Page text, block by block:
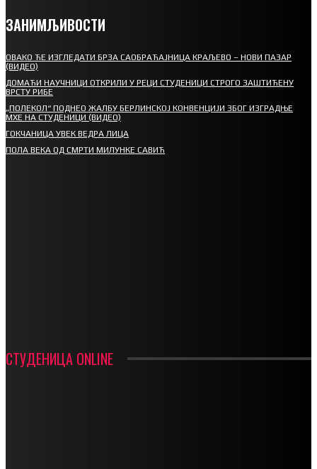
ЗАНИМЉИВОСТИ
ОВАКО ЋЕ ИЗГЛЕДАТИ БРЗА САОБРАЋАЈНИЦА КРАЉЕВО – НОВИ ПАЗАР
(ВИДЕО)
ДОМАЋИ НАУЧНИЦИ ОТКРИЛИ У РЕЦИ СТУДЕНИЦИ СТРОГО ЗАШТИЋЕНУ
ВРСТУ РИБЕ
„ПОЛЕКОЛ“ ПОДНЕО ЖАЛБУ БЕРЛИНСКОЈ КОНВЕНЦИЈИ ЗБОГ ИЗГРАДЊЕ
МХЕ НА СТУДЕНИЦИ (ВИДЕО)
ГОКЧАНИЦА УВЕК ВЕДРА ЛИЦА
ПОЛА ВЕКА ОД СМРТИ МИЛУНКЕ САВИЋ
СТУДЕНИЦА ONLINE